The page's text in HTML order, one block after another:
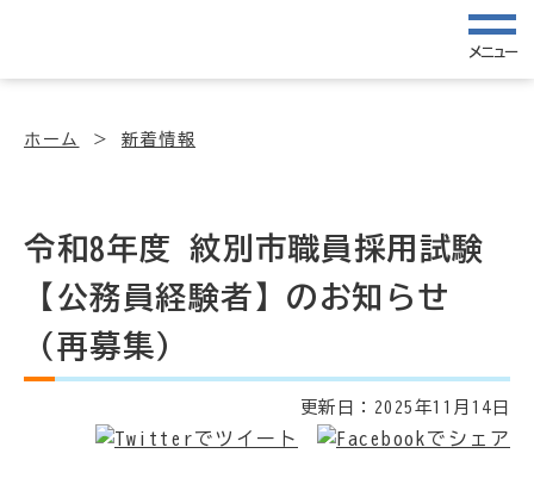
メニュー
ホーム 新着情報
令和8年度 紋別市職員採用試験
【公務員経験者】のお知らせ
（再募集）
更新日： 2025年11月14日